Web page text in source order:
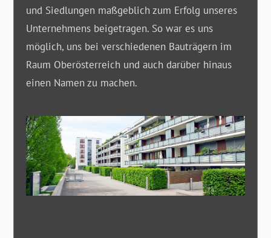
und Siedlungen maßgeblich zum Erfolg unseres
Unternehmens beigetragen. So war es uns
möglich, uns bei verschiedenen Bauträgern im
Raum Oberösterreich und auch darüber hinaus
einen Namen zu machen.